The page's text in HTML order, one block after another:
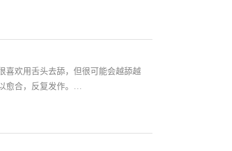
喜欢用舌头去舔，但很可能会越舔越
愈合，反复发作。…